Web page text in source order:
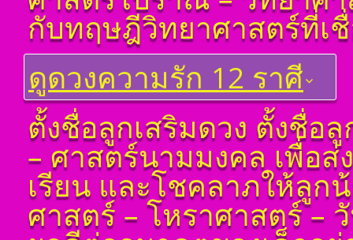
ของดวง ๑๒ ราศีจักร
โ ห ร า ส า ด (ฉบับ
เรียนรู้โดยไม่ต้องถาม)
โดย สอ้าน นาคเพชร
พูล(สีดิน) บทที่ ๕
การนำเอาดวง ๘ ราศี
จักรมาเพื่อพยากรณ์
โ ห ร า ส า ด (ฉบับ
เรียนรู้โดยไม่ต้องถาม)
โดย สอ้าน นาคเพชร
พูล(สีดิน) บทที่ ๖ ดวง
ทักษา
โ ห ร า ส า ด (ฉบับ
เรียนรู้โดยไม่ต้องถาม)
โดย สอ้าน นาคเพชร
กับทฤษฎีวิทยาศาสตร์ที่เ
ดูดวงความรัก 12 ราศี
ดูดวงราศีเมษ
ดูดวงราศีพฤษภ
ดูดวง ราศีเมถุน
ดูดวง ราศีกรกฎ
ดูดวง ราศีสิงห์
ดูดวง ราศีกันย์
ตั้งชื่อลูกเสริมดวง ตั้งชื่อ
– ศาสตร์นามมงคล เพื่อส่
เรียน และโชคลาภให้ลูก
ศาสตร์ – โหราศาสตร์ –